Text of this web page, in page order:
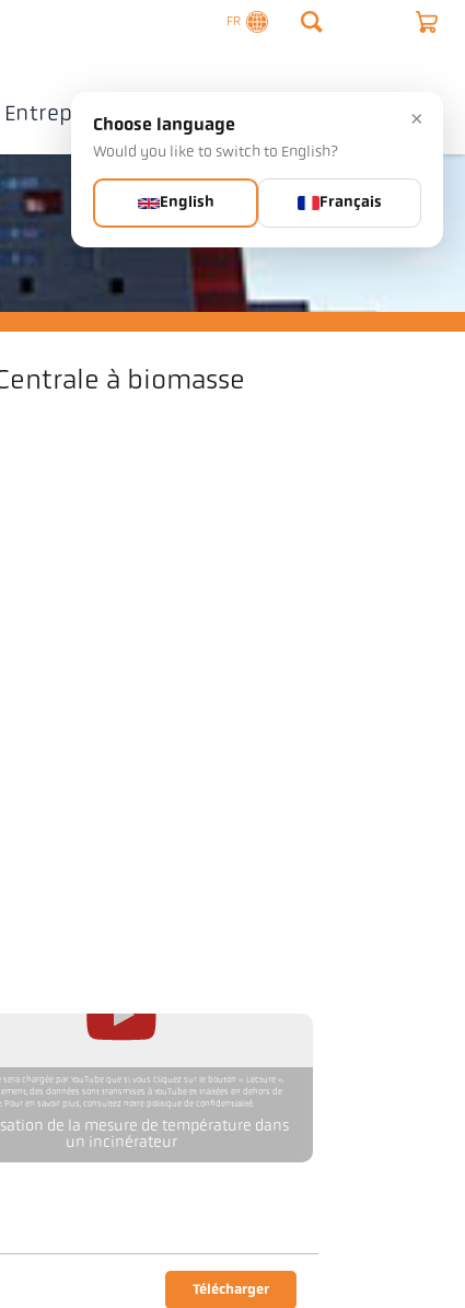
FR
Entreprise Contact
à biomasse
sera chargée par YouTube que si vous cliquez sur le bouton « Lecture ».
des données sont transmises à YouTube et traitées en dehors de
Pour en savoir plus, consultez notre politique de confidentialité.
de la mesure de température dans
un incinérateur
Télécharger
×
Choose language
Would you like to switch to English?
English Français